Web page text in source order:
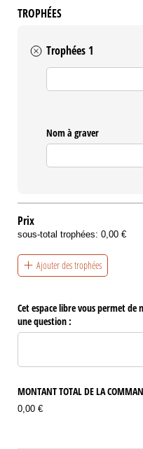
TROPHÉES
Trophées 1
trophées
Nom à graver
Prix
sous-total trophées: 0,00 €
Ajouter des trophées
Cet espace libre vous permet de
une question :
MONTANT TOTAL DE LA
0,00 €